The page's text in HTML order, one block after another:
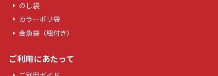
のし袋
カラーポリ袋
金魚袋（紐付き）
ご利用にあたって